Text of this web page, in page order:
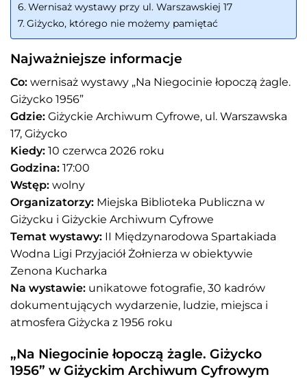
Wernisaż wystawy przy ul. Warszawskiej 17
Giżycko, którego nie możemy pamiętać
Najważniejsze informacje
Co: wernisaż wystawy „Na Niegocinie łopoczą żagle.
Giżycko 1956”
Gdzie: Giżyckie Archiwum Cyfrowe, ul. Warszawska
17, Giżycko
Kiedy: 10 czerwca 2026 roku
Godzina: 17:00
Wstęp: wolny
Organizatorzy: Miejska Biblioteka Publiczna w
Giżycku i Giżyckie Archiwum Cyfrowe
Temat wystawy: II Międzynarodowa Spartakiada
Wodna Ligi Przyjaciół Żołnierza w obiektywie
Zenona Kucharka
Na wystawie: unikatowe fotografie, 30 kadrów
dokumentujących wydarzenie, ludzie, miejsca i
atmosfera Giżycka z 1956 roku
„Na Niegocinie łopoczą żagle. Giżycko
1956” w Giżyckim Archiwum Cyfrowym